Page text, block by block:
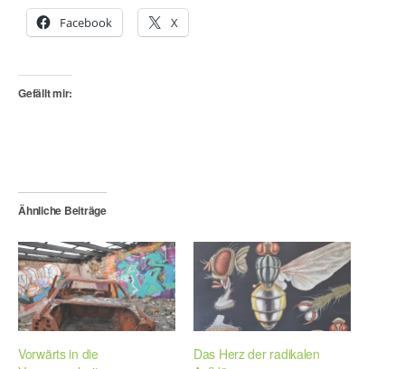
Facebook X
Gefällt mir:
Ähnliche Beiträge
Vorwärts in die
Das Herz der radikalen